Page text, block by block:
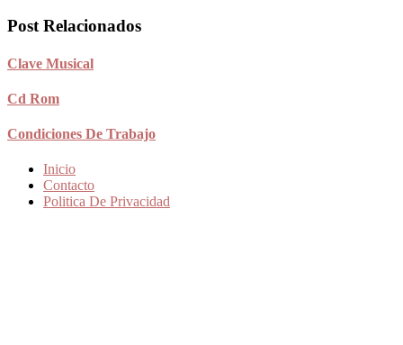
Post Relacionados
Clave Musical
Cd Rom
Condiciones De Trabajo
Inicio
Contacto
Politica De Privacidad